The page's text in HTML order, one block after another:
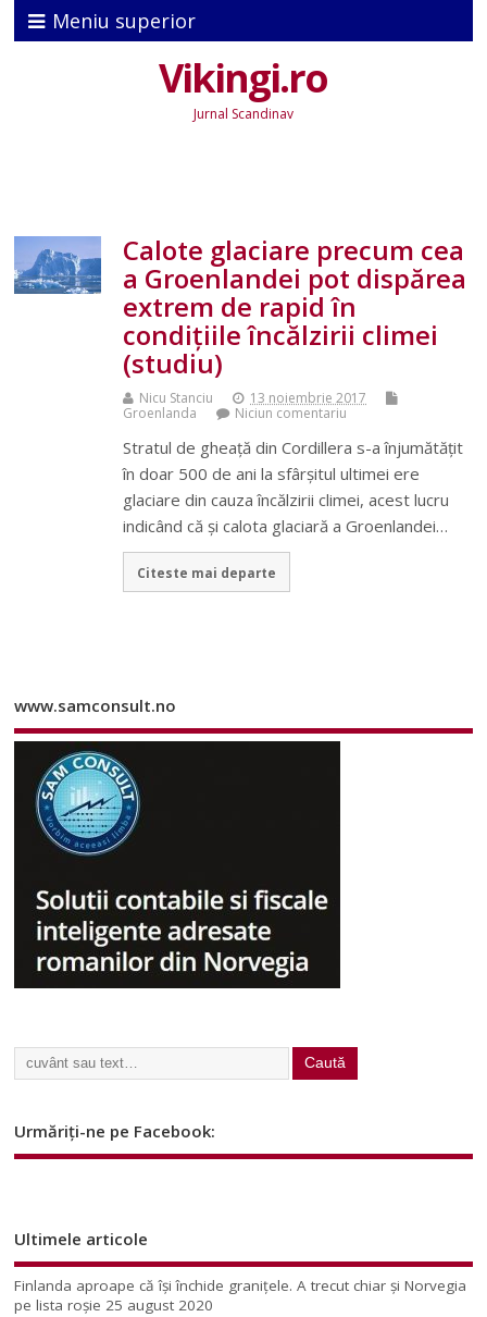
Meniu superior
Vikingi.ro
Jurnal Scandinav
Calote glaciare precum cea
a Groenlandei pot dispărea
extrem de rapid în
condițiile încălzirii climei
(studiu)
Nicu Stanciu
13 noiembrie 2017
Groenlanda
Niciun comentariu
Stratul de gheață din Cordillera s-a înjumătățit
în doar 500 de ani la sfârșitul ultimei ere
glaciare din cauza încălzirii climei, acest lucru
indicând că și calota glaciară a Groenlandei…
Citeste mai departe
www.samconsult.no
Urmăriți-ne pe Facebook:
Ultimele articole
Finlanda aproape că își închide granițele. A trecut chiar și Norvegia
pe lista roșie 25 august 2020